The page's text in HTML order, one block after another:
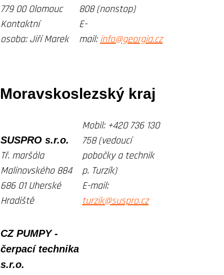
779 00 Olomouc
Kontaktní
osoba:Jiří Marek
808 (nonstop)
E-
mail: info@georgia.cz
Moravskoslezský kraj
SUSPRO s.r.o.
Tř. maršála
Malinovského 884
686 01 Uherské
Hradiště
Mobil:+420 736 130
758 (vedoucí
pobočky a technik
p. Turzík)
E-mail:
turzik@suspro.cz
CZ PUMPY -
čerpací technika
s.r.o.